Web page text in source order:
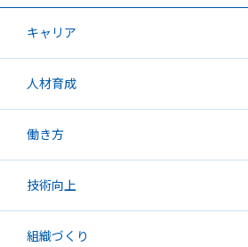
キャリア
人材育成
働き方
技術向上
組織づくり